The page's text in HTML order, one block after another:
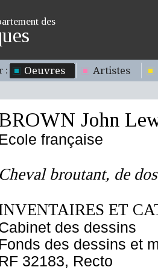
des
: Oeuvres Artistes
John
Ecole française
Cheval broutant, de dos
ET
des dessins
Fonds des dessins et
RF 32183, Recto